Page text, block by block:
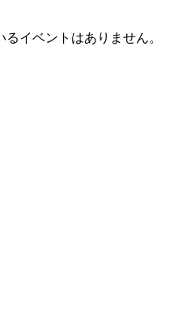
イベントはありません。